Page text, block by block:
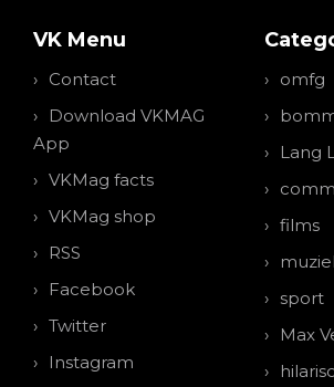
VK Menu
Contact
Download VKMAG
App
VKMag facts
VKMag shop
RSS
Facebook
Twitter
Instagram
omfg
Lang
films
sport
Max